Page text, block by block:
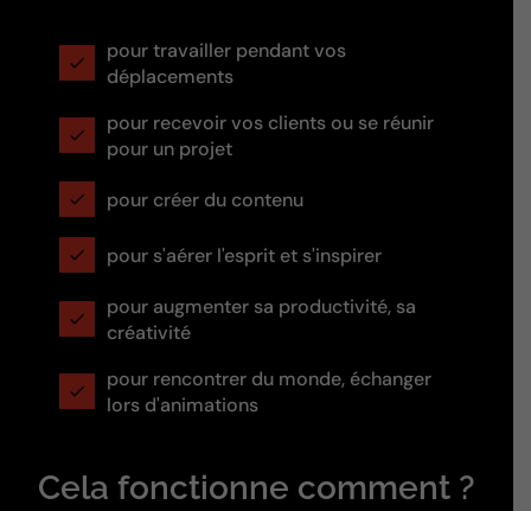
pour travailler pendant vos
déplacements
pour recevoir vos clients ou se réunir
pour un projet
pour créer du contenu
pour s'aérer l'esprit et s'inspirer
pour augmenter sa productivité, sa
créativité
pour rencontrer du monde, échanger
lors d'animations
Cela fonctionne comment ?